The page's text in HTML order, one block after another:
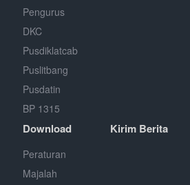
Pengurus
DKC
Pusdiklatcab
Puslitbang
Pusdatin
BP 1315
Download
Peraturan
Majalah
Kirim Berita